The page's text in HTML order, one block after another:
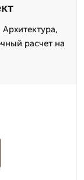
расчет на